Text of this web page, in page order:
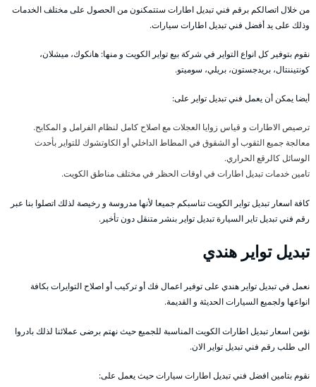
من خلال اتصالكم برقم فني تبديل اطارات ستتمكنون من الحصول على مختلف الخدمات
وذلك على يد أفضل فني تبديل اطارات سيارات.
نقوم بتوفير كل انواع التواير في شركة بيع تواير الكويت و منها: هانكوك، ميشلان،
كونتيننتال، بريدجستون، بريلي، سوميتو.
أيضا يمكن أن يعمل فني تبديل تواير على:
ترصيص الاطارات و قياس زوايا العجلات مع اصلاح كامل لنظام الفرامل و المكابح.
معالجة جميع الثقوب أو الشقوق في المطاط الداخلي أو الكاوتشوك للتواير بأحدث
الوسائل كالرقع الحراري.
تامين خدمات تبديل اطارات في اوقات الحظر في مختلف مناطق الكويت.
كافة اسعار تبديل تواير الكويت تناسبكم جميعا لأنها مدروسة و رخيصة لذلك اتصلوا بنا عبر
رقم فني تبديل تاير السيارة تبديل تواير بنشر متنقل دون تأخير.
تبديل تواير هندي
نعمل في تبديل تواير هندي على توفير اعمال فك أو تركيب أو اصلاح التوايرات بكافة
انواعها ولجميع السيارات الحديثة و القديمة.
نؤمن اسعار تبديل اطارات الكويت المناسبة للجميع حيث نهتم برضى عملائنا لذلك بادروا
الى طلب رقم فني تبديل تواير الان.
نقوم بتامين افضل فني تبديل اطارات سيارات حيث يعمل على: